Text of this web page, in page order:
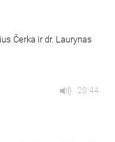
Čerka ir dr. Laurynas
20:44